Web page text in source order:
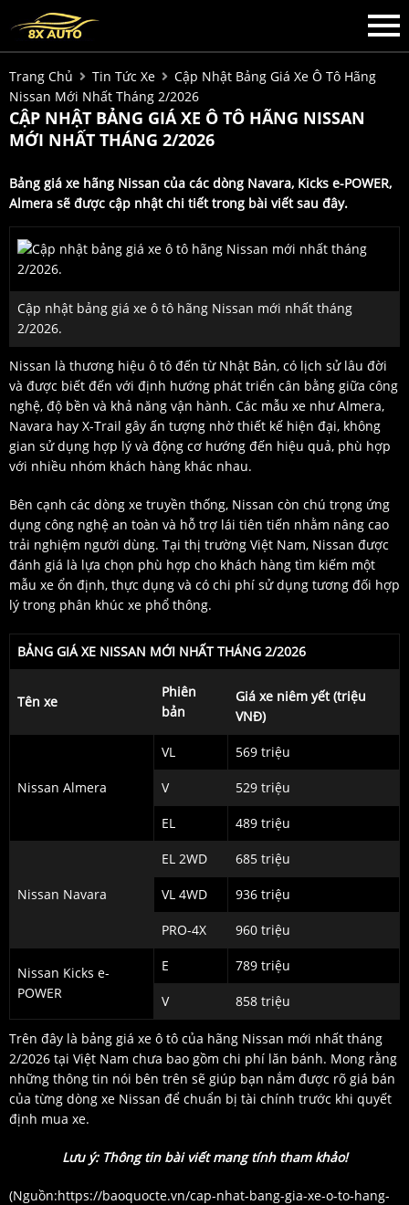
Trang Chủ Tin Tức Xe
Cập Nhật Bảng Giá Xe Ô Tô Hãng
Nissan Mới Nhất Tháng 2/2026
CẬP NHẬT BẢNG GIÁ XE Ô TÔ HÃNG NISSAN
MỚI NHẤT THÁNG 2/2026
Bảng giá xe hãng Nissan của các dòng Navara, Kicks e-POWER,
Almera sẽ được cập nhật chi tiết trong bài viết sau đây.
Cập nhật bảng giá xe ô tô hãng Nissan mới nhất tháng
2/2026.
Nissan là thương hiệu ô tô đến từ Nhật Bản, có lịch sử lâu đời
và được biết đến với định hướng phát triển cân bằng giữa công
nghệ, độ bền và khả năng vận hành. Các mẫu xe như Almera,
Navara hay X-Trail gây ấn tượng nhờ thiết kế hiện đại, không
gian sử dụng hợp lý và động cơ hướng đến hiệu quả, phù hợp
với nhiều nhóm khách hàng khác nhau.
Bên cạnh các dòng xe truyền thống, Nissan còn chú trọng ứng
dụng công nghệ an toàn và hỗ trợ lái tiên tiến nhằm nâng cao
trải nghiệm người dùng. Tại thị trường Việt Nam, Nissan được
đánh giá là lựa chọn phù hợp cho khách hàng tìm kiếm một
mẫu xe ổn định, thực dụng và có chi phí sử dụng tương đối hợp
lý trong phân khúc xe phổ thông.
BẢNG GIÁ XE NISSAN MỚI NHẤT THÁNG 2/2026
Tên xe
Phiên
bản
Giá xe niêm yết (triệu
VNĐ)
Nissan Almera
VL 569 triệu
V 529 triệu
EL 489 triệu
Nissan Navara
EL 2WD 685 triệu
VL 4WD 936 triệu
PRO-4X 960 triệu
Nissan Kicks e-
POWER
E 789 triệu
V 858 triệu
Trên đây là bảng giá xe ô tô của hãng Nissan mới nhất tháng
2/2026 tại Việt Nam chưa bao gồm chi phí lăn bánh. Mong rằng
những thông tin nói bên trên sẽ giúp bạn nắm được rõ giá bán
của từng dòng xe Nissan để chuẩn bị tài chính trước khi quyết
định mua xe.
Lưu ý: Thông tin bài viết mang tính tham khảo!
(Nguồn:https://baoquocte.vn/cap-nhat-bang-gia-xe-o-to-hang-